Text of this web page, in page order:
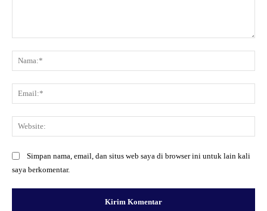
Simpan nama, email, dan situs web saya di browser ini untuk lain kali
saya berkomentar.